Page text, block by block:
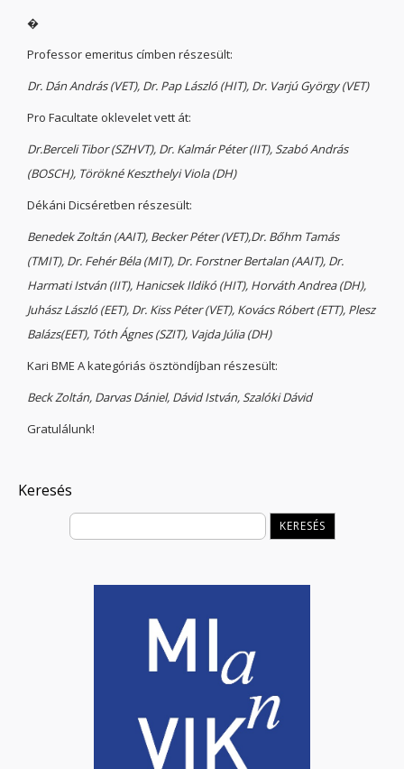
�
Professor emeritus címben részesült:
Dr. Dán András (VET), Dr. Pap László (HIT), Dr. Varjú György (VET)
Pro Facultate oklevelet vett át:
Dr.Berceli Tibor (SZHVT), Dr. Kalmár Péter (IIT), Szabó András
(BOSCH), Törökné Keszthelyi Viola (DH)
Dékáni Dicséretben részesült:
Benedek Zoltán (AAIT), Becker Péter (VET),Dr. Bőhm Tamás
(TMIT), Dr. Fehér Béla (MIT), Dr. Forstner Bertalan (AAIT), Dr.
Harmati István (IIT), Hanicsek Ildikó (HIT), Horváth Andrea (DH),
Juhász László (EET), Dr. Kiss Péter (VET), Kovács Róbert (ETT), Plesz
Balázs(EET), Tóth Ágnes (SZIT), Vajda Júlia (DH)
Kari BME A kategóriás ösztöndíjban részesült:
Beck Zoltán, Darvas Dániel, Dávid István, Szalóki Dávid
Gratulálunk!
Keresés